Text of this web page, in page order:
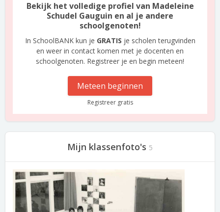
Bekijk het volledige profiel van Madeleine
Schudel Gauguin en al je andere
schoolgenoten!
In SchoolBANK kun je GRATIS je scholen terugvinden
en weer in contact komen met je docenten en
schoolgenoten. Registreer je en begin meteen!
Meteen beginnen
Registreer gratis
Mijn klassenfoto's 5